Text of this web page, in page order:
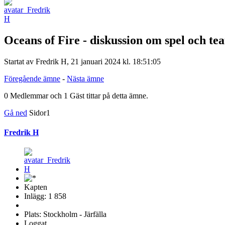
Oceans of Fire - diskussion om spel och
Startat av Fredrik H, 21 januari 2024 kl. 18:51:05
Föregående ämne - Nästa ämne
0 Medlemmar och 1 Gäst tittar på detta ämne.
Gå ned Sidor1
Fredrik H
Kapten
Inlägg: 1 858
Plats: Stockholm - Järfälla
Loggat